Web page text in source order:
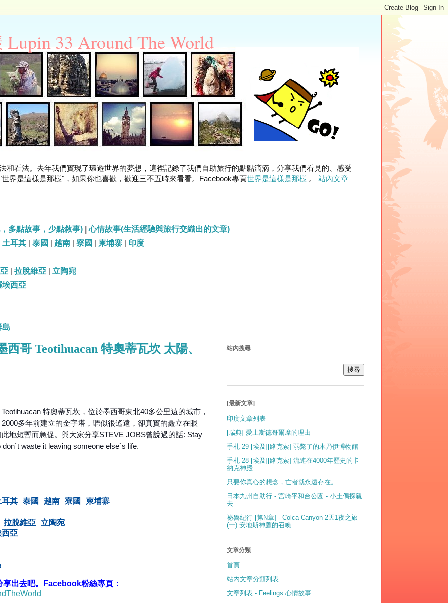
33 Around The World
和看法。去年我們實現了環遊世界的夢想，這裡記錄了我們自助旅行的點點滴滴，分享我們看見的、感受
界是這樣是那樣"，如果你也喜歡，歡迎三不五時來看看。Facebook專頁世界是這樣是那樣 。
站內文章
多點故事，少點敘事) |心情故事(生活經驗與旅行交織出的文章)
土耳其 泰國 越南 寮國 柬埔寨 印度
拉脫維亞 立陶宛
埃西亞
島
哥 Teotihuacan 特奧蒂瓦坎 太陽、
特奧蒂瓦坎，位於墨西哥東北40多公里遠的城市，
多年前建立的金字塔，聽似很遙遠，卻真實的矗立在眼
地短暫而急促。與大家分享STEVE JOBS曾說過的話: Stay
waste it leaving someone else`s life.
耳其 泰國 越南 寮國 柬埔寨
拉脫維亞 立陶宛
西亞
出去吧。Facebook粉絲專頁：
站內搜尋
[最新文章]
印度文章列表
[瑞典] 愛上斯德哥爾摩的理由
手札 29 [埃及][路克索] 弱斃了的木乃伊博物館
手札 28 [埃及][路克索] 流連在4000年歷史的卡
納克神殿
只要你真心的想念，亡者就永遠存在。
日本九州自助行 - 宮崎平和台公園 - 小土偶探親
去
祕魯紀行 [第N章] - Colca Canyon 2天1夜之旅
(一) 安地斯神鷹的召喚
文章分類
首頁
站內文章分類列表
文章列表 - Feelings 心情故事